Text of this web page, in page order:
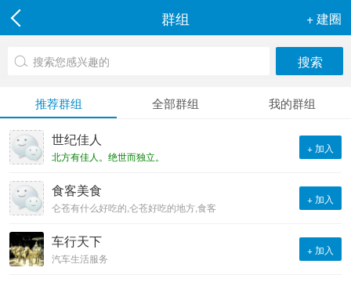
群组 + 建圈
推荐群组 全部群组 我的群组
世纪佳人
北方有佳人。绝世而独立。
宁不知倾城与倾国。佳人难
再得。
+ 加入
食客美食
仑苍有什么好吃的,仑苍好吃的地方,食客
+ 加入
车行天下
汽车生活服务
+ 加入